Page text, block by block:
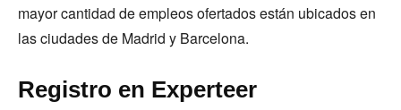
mayor cantidad de empleos ofertados están ubicados en
las ciudades de Madrid y Barcelona.
Registro en Experteer